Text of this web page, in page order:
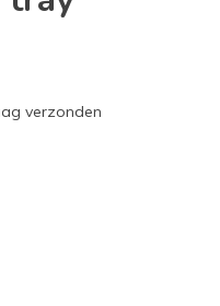
verzonden